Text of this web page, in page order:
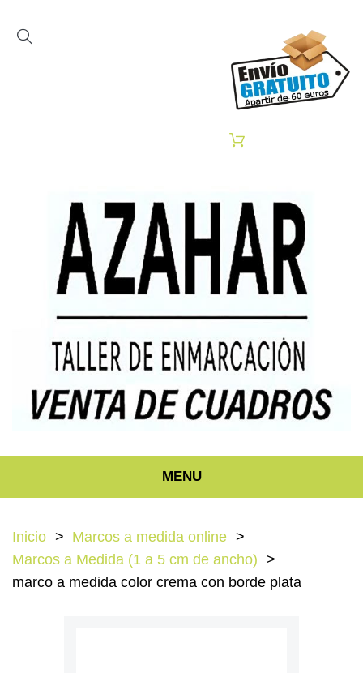
MENU
Inicio
Marcos a medida online
Marcos a Medida (1 a 5 cm de ancho)
marco a medida color crema con borde plata